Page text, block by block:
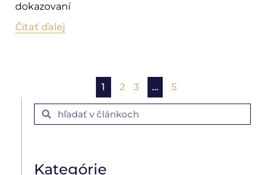
dokazovaní
Čítať ďalej
1 2 3 … 5
Kategórie